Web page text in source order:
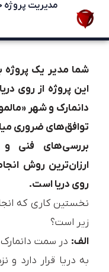
مدیریت پروژه
شما مدیر یک پروژه
این پروژه از روی
دانمارک و شهر
توافق‌های ضروری
بررسی‌های فنی
ارزان‌ترین روش
روی دریا است.
نخستین کاری که
زیر است؟
الف: در سمت دانمارک
به دریا قرار دارد